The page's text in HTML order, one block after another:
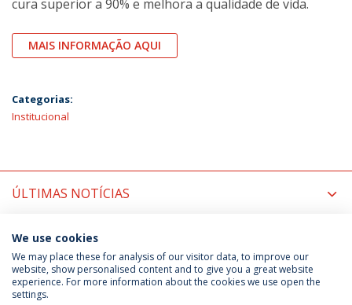
cura superior a 90% e melhora a qualidade de vida.
MAIS INFORMAÇÃO AQUI
Categorias:
Institucional
ÚLTIMAS NOTÍCIAS
PRÓXIMOS EVENTOS
Política de Privacidade
Termos & Condições
We use cookies
We may place these for analysis of our visitor data, to improve our
website, show personalised content and to give you a great website
experience. For more information about the cookies we use open the
settings.